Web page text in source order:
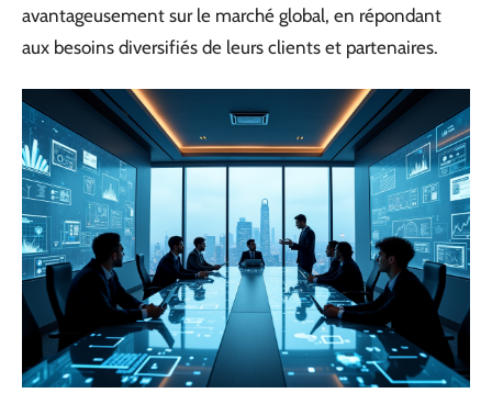
avantageusement sur le marché global, en répondant
aux besoins diversifiés de leurs clients et partenaires.